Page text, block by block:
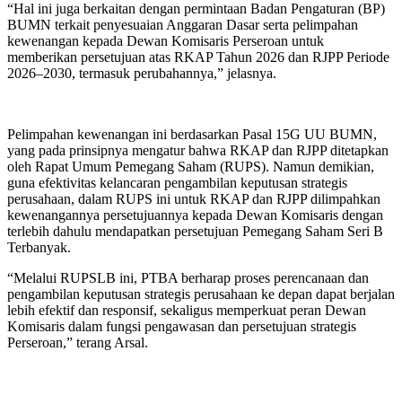
“Hal ini juga berkaitan dengan permintaan Badan Pengaturan (BP)
BUMN terkait penyesuaian Anggaran Dasar serta pelimpahan
kewenangan kepada Dewan Komisaris Perseroan untuk
memberikan persetujuan atas RKAP Tahun 2026 dan RJPP Periode
2026–2030, termasuk perubahannya,” jelasnya.
Pelimpahan kewenangan ini berdasarkan Pasal 15G UU BUMN,
yang pada prinsipnya mengatur bahwa RKAP dan RJPP ditetapkan
oleh Rapat Umum Pemegang Saham (RUPS). Namun demikian,
guna efektivitas kelancaran pengambilan keputusan strategis
perusahaan, dalam RUPS ini untuk RKAP dan RJPP dilimpahkan
kewenangannya persetujuannya kepada Dewan Komisaris dengan
terlebih dahulu mendapatkan persetujuan Pemegang Saham Seri B
Terbanyak.
“Melalui RUPSLB ini, PTBA berharap proses perencanaan dan
pengambilan keputusan strategis perusahaan ke depan dapat berjalan
lebih efektif dan responsif, sekaligus memperkuat peran Dewan
Komisaris dalam fungsi pengawasan dan persetujuan strategis
Perseroan,” terang Arsal.